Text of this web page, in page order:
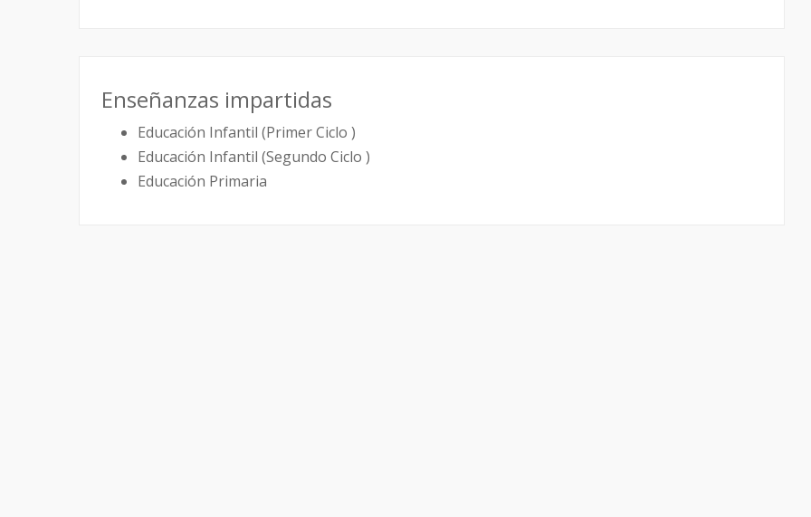
Enseñanzas impartidas
Educación Infantil (Primer Ciclo )
Educación Infantil (Segundo Ciclo )
Educación Primaria